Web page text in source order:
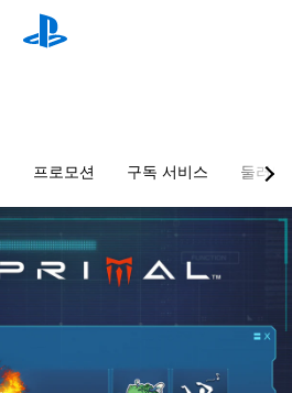
프로모션 구독 서비스 둘러보